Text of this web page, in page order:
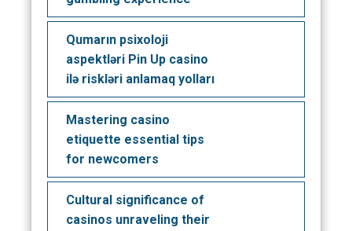
Qumarın psixoloji
aspektləri Pin Up casino
ilə riskləri anlamaq yolları
Mastering casino
etiquette essential tips
for newcomers
Cultural significance of
casinos unraveling their